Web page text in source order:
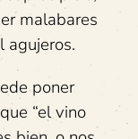
malabares
agujeros.
poner
“el vino